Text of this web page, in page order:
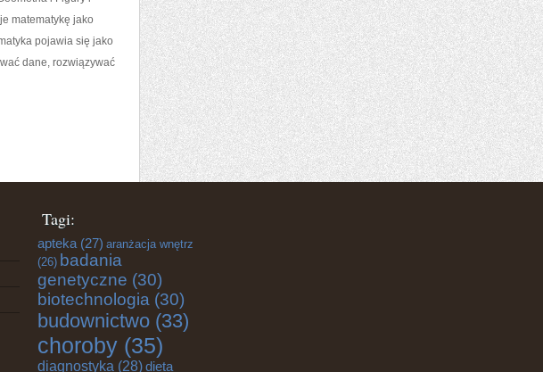
matematykę jako
pojawia się jako
dane, rozwiązywać
Tagi:
apteka (27) aranżacja wnętrz
(26) badania
genetyczne (30)
biotechnologia (30)
budownictwo (33)
choroby (35)
diagnostyka (28)dieta